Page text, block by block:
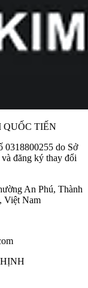
TIẾN
0318800255 do Sở
đăng ký thay đổi
An Phú, Thành
Việt Nam